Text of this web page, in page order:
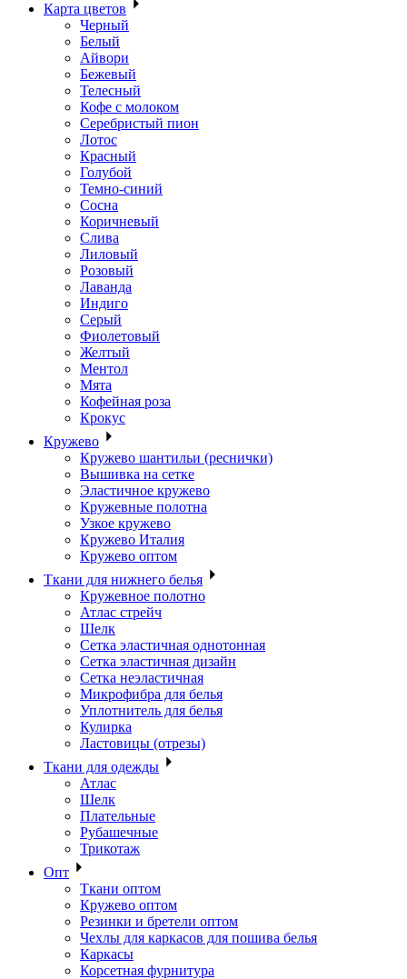
Карта цветов
Черный
Белый
Айвори
Бежевый
Телесный
Кофе с молоком
Серебристый пион
Лотос
Красный
Голубой
Темно-синий
Сосна
Коричневый
Слива
Лиловый
Розовый
Лаванда
Индиго
Серый
Фиолетовый
Желтый
Ментол
Мята
Кофейная роза
Крокус
Кружево
Кружево шантильи (реснички)
Вышивка на сетке
Эластичное кружево
Кружевные полотна
Узкое кружево
Кружево Италия
Кружево оптом
Ткани для нижнего белья
Кружевное полотно
Атлас стрейч
Шелк
Сетка эластичная однотонная
Сетка эластичная дизайн
Сетка неэластичная
Микрофибра для белья
Уплотнитель для белья
Кулирка
Ластовицы (отрезы)
Ткани для одежды
Атлас
Шелк
Плательные
Рубашечные
Трикотаж
Опт
Ткани оптом
Кружево оптом
Резинки и бретели оптом
Чехлы для каркасов для пошива белья
Каркасы
Корсетная фурнитура